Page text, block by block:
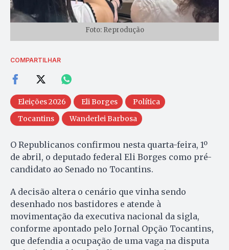
Foto: Reprodução
COMPARTILHAR
Eleições 2026 Eli Borges
Política
Tocantins
Wanderlei Barbosa
O Republicanos confirmou nesta quarta-feira, 1º
de abril, o deputado federal Eli Borges como pré-
candidato ao Senado no Tocantins.
A decisão altera o cenário que vinha sendo
desenhado nos bastidores e atende à
movimentação da executiva nacional da sigla,
conforme apontado pelo Jornal Opção Tocantins,
que defendia a ocupação de uma vaga na disputa